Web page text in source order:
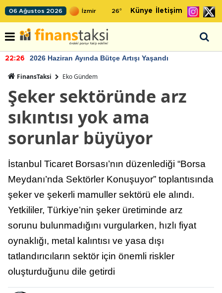
06 Ağustos 2026 26° Künye İletişim
22:26 2026 Haziran Ayında Bütçe Artışı Yaşandı
FinansTaksi Eko Gündem
Şeker sektöründe arz
sıkıntısı yok ama
sorunlar büyüyor
İstanbul Ticaret Borsası’nın düzenlediği “Borsa
Meydanı’nda Sektörler Konuşuyor” toplantısında
şeker ve şekerli mamuller sektörü ele alındı.
Yetkililer, Türkiye’nin şeker üretiminde arz
sorunu bulunmadığını vurgularken, hızlı fiyat
oynaklığı, metal kalıntısı ve yasa dışı
tatlandırıcıların sektör için önemli riskler
oluşturduğunu dile getirdi